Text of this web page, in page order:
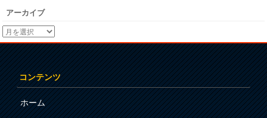
アーカイブ
コンテンツ
ホーム